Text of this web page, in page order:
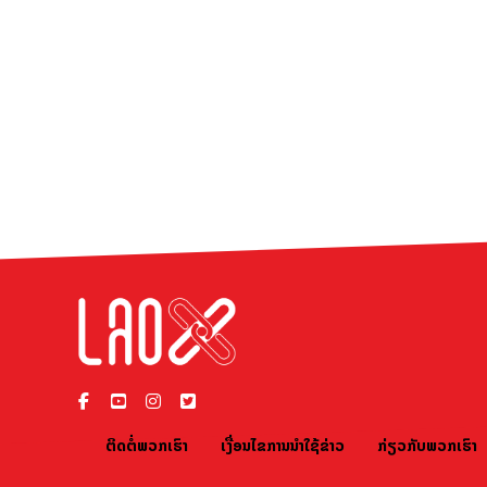
ຕິດຕໍ່ພວກເຮົາ ເງື່ອນໄຂການນຳໃຊ້ຂ່າວ ກ່ຽວກັບພວກເຮົາ